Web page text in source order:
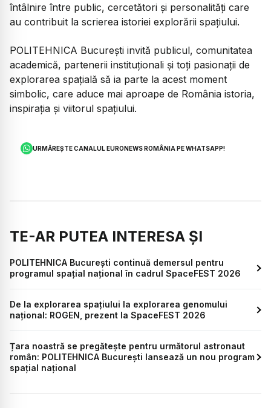
întâlnire între public, cercetători și personalități care
au contribuit la scrierea istoriei explorării spațiului.
POLITEHNICA București invită publicul, comunitatea
academică, partenerii instituționali și toți pasionații de
explorarea spațială să ia parte la acest moment
simbolic, care aduce mai aproape de România istoria,
inspirația și viitorul spațiului.
URMĂREȘTE CANALUL EURONEWS ROMÂNIA PE WHATSAPP!
TE-AR PUTEA INTERESA ȘI
POLITEHNICA București continuă demersul pentru
programul spațial național în cadrul SpaceFEST 2026
De la explorarea spațiului la explorarea genomului
național: ROGEN, prezent la SpaceFEST 2026
Țara noastră se pregătește pentru următorul astronaut
român: POLITEHNICA București lansează un nou program
spațial național